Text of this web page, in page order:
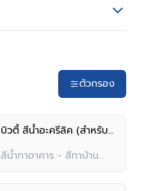
ตัวกรอง
บิวตี้ สีน้ำอะครีลิค (สำหรับภายใน)
สีน้ำทาอาคาร - สีทาบ้าน
ภายนอก